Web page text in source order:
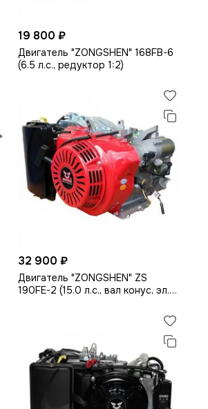
19 800 ₽
Двигатель "ZONGSHEN" 168FB-6
(6.5 л.с., редуктор 1:2)
32 900 ₽
Двигатель "ZONGSHEN" ZS
190FE-2 (15.0 л.с., вал конус, эл.